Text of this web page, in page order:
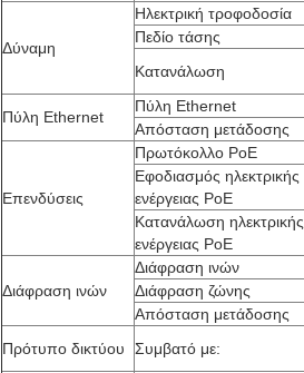
Δύναμη
Ηλεκτρική τροφοδοσία
Πεδίο τάσης
Κατανάλωση
Πύλη Ethernet
Πύλη Ethernet
Απόσταση μετάδοσης
Επενδύσεις
Πρωτόκολλο PoE
Εφοδιασμός ηλεκτρικής
ενέργειας PoE
Κατανάλωση ηλεκτρικής
ενέργειας PoE
Διάφραση ινών
Διάφραση ινών
Διάφραση ζώνης
Απόσταση μετάδοσης
Πρότυπο δικτύου
Συμβατό με: